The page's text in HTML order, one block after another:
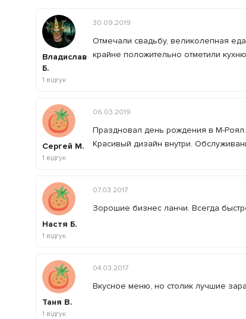
Владислав
Б.
1 відгук
30.09.2019
Отмечали свадьбу, великолепная
крайне положительно отметили
Сергей М.
1 відгук
06.03.2019
Праздновал день рождения в М-
Красивый дизайн внутри.
Настя Б.
1 відгук
07.03.2017
Зорошие бизнес ланчи. Всегда
Таня В.
1 відгук
04.03.2017
Вкусное меню, но столик лучшие